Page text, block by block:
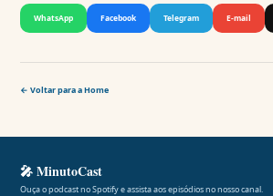
WhatsApp Facebook Telegram E-mail
← Voltar para a Home
🎤 MinutoCast
Ouça o podcast no Spotify e assista aos episódios no nosso canal.